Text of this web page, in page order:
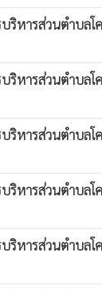
ริหารส่วนตำบล
ริหารส่วนตำบล
ริหารส่วนตำบล
ริหารส่วนตำบล
ริหารส่วนตำบล